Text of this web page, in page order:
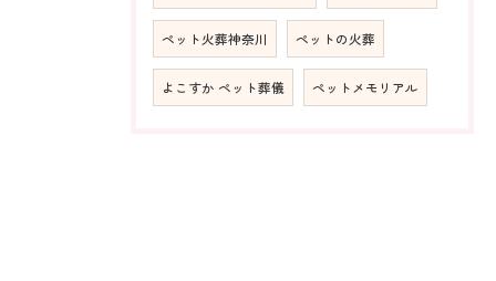
ペット火葬神奈川 ペットの火葬
よこすか ペット葬儀 ペットメモリアル